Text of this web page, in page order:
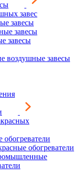
завес
завесы
завесы
завесы
воздушные завесы
обогреватели